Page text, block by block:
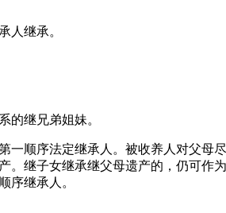
人继承。
的继兄弟姐妹。
顺序法定继承人。被收养人对父母
继子女继承继父母遗产的，仍可作
序继承人。